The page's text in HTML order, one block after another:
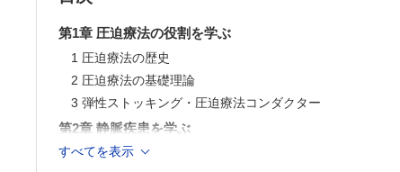
第1章 圧迫療法の役割を学ぶ
1 圧迫療法の歴史
2 圧迫療法の基礎理論
3 弾性ストッキング・圧迫療法コンダクター
第2章 静脈疾患を学ぶ
1 静脈還流障害の起こるわけ（閉塞と逆流）
すべてを表示